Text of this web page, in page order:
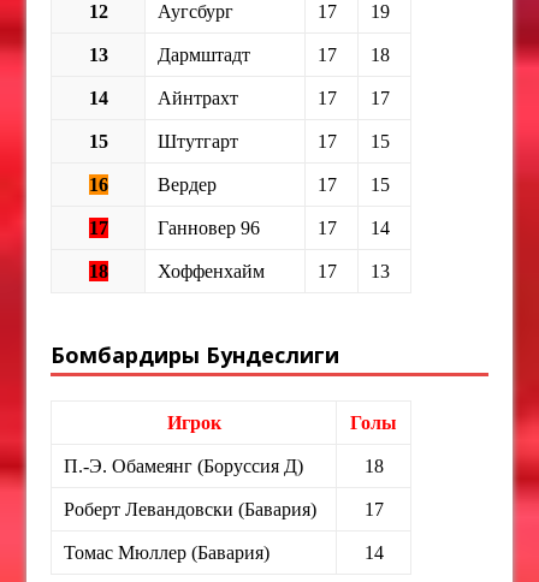
12 Аугсбург 17 19
13 Дармштадт 17 18
14 Айнтрахт 17 17
15 Штутгарт 17 15
16 Вердер 17 15
17 Ганновер 96 17 14
18 Хоффенхайм 17 13
Бомбардиры Бундеслиги
Игрок Голы
П.-Э. Обамеянг (Боруссия Д) 18
Роберт Левандовски (Бавария) 17
Томас Мюллер (Бавария) 14